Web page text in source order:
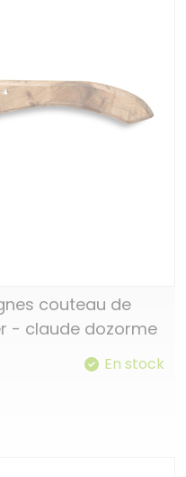
couteau de
- claude dozorme
En stock